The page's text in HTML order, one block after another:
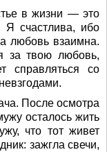
в жизни — это
Я счастлива, ибо
любовь взаимна.
за твою любовь,
справляться со
После осмотра
осталось жить
что тот живет
зажгла свечи,